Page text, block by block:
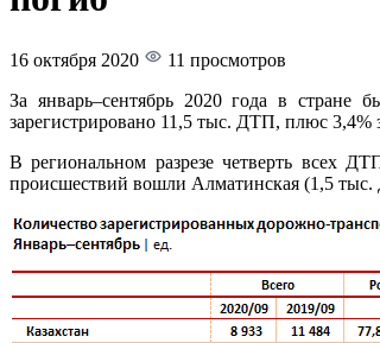
16 октября 2020
11 просмотров
За январь–сентябрь 2020 года в
зарегистрировано 11,5 тыс. ДТП, плюс 3,4%
В региональном разрезе четверть всех
происшествий вошли Алматинская (1,5